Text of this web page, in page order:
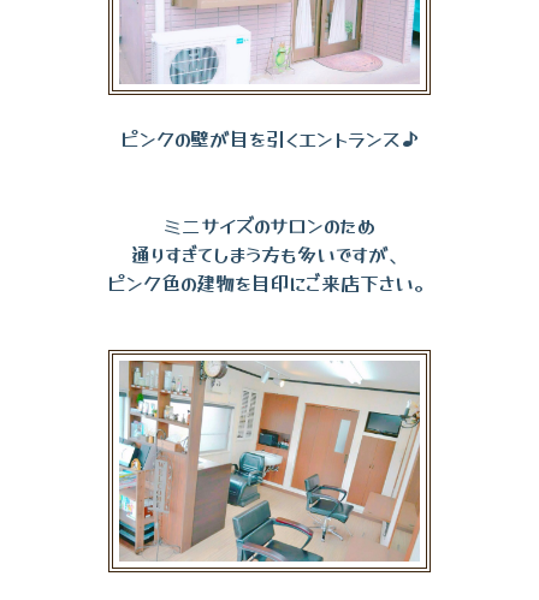
ピンクの壁が目を引くエントランス♪
ミニサイズのサロンのため
通りすぎてしまう方も多いですが、
ピンク色の建物を目印にご来店下さい。